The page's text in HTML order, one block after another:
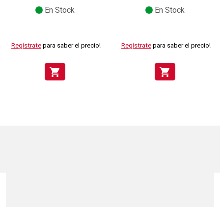
En Stock
Regístrate para saber el precio!
shopping_cart
En Stock
Regístrate para saber el precio!
shopping_cart